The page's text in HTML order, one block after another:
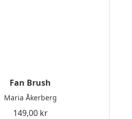
Fan Brush
Maria Åkerberg
149,00 kr